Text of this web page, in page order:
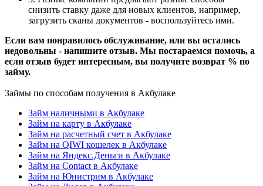
снизить ставку даже для новых клиентов, например,
загрузить сканы документов - воспользуйтесь ими.
Если вам понравилось обслуживание, или вы остались
недовольны - напишите отзыв. Мы постараемся помочь, а
если отзыв будет интересным, вы получите возврат % по
займу.
Займы по способам получения в Акбулаке
Займ наличными в Акбулаке
Займ на карту в Акбулаке
Займ на расчетный счет в Акбулаке
Займ на QIWI кошелек в Акбулаке
Займ на Яндекс.Деньги в Акбулаке
Займ на Contact в Акбулаке
Займ на Юнистрим в Акбулаке